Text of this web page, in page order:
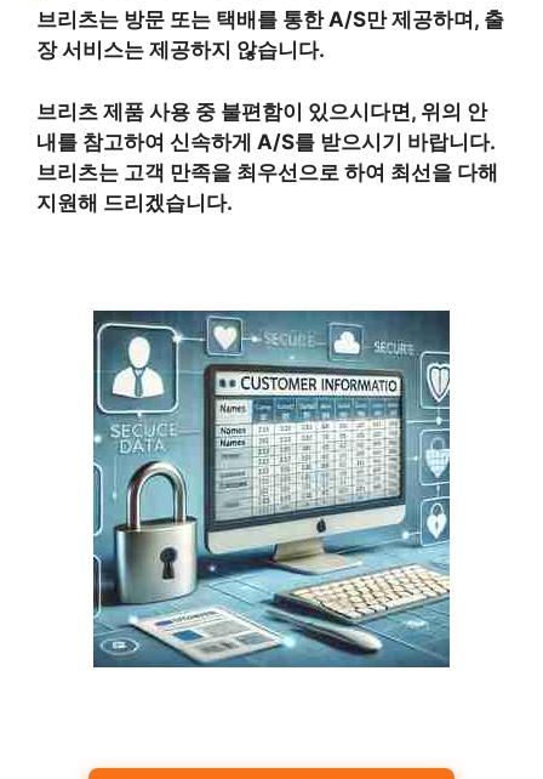
브리츠는 방문 또는 택배를 통한 A/S만 제공하며, 출
장 서비스는 제공하지 않습니다.
브리츠 제품 사용 중 불편함이 있으시다면, 위의 안
내를 참고하여 신속하게 A/S를 받으시기 바랍니다.
브리츠는 고객 만족을 최우선으로 하여 최선을 다해
지원해 드리겠습니다.